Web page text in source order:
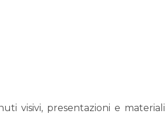
visivi, presentazioni e materiali